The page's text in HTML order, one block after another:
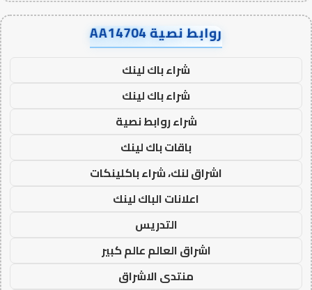
روابط نصية AA14704
شراء باك لينك
شراء باك لينك
شراء روابط نصية
باقات باك لينك
اشراق لنك، شراء باكلينكات
اعلانات الباك لينك
التدريس
اشراق العالم عالم كبير
منتدى الاشراق